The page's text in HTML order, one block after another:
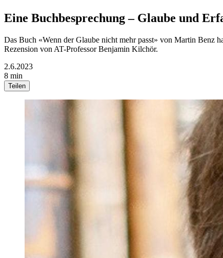
Eine Buchbesprechung – Glaube und
Das Buch «Wenn der Glaube nicht mehr passt» von Martin Benz
Rezension von AT-Professor Benjamin Kilchör.
2.6.2023
8 min
Teilen